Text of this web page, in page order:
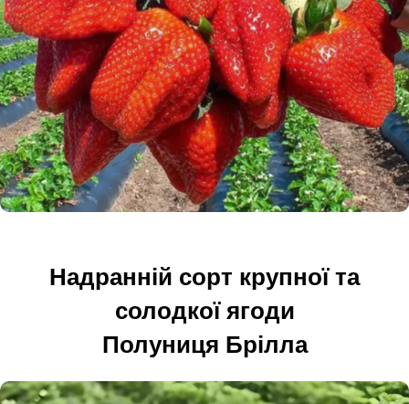
Надранній сорт крупної та
солодкої ягоди
Полуниця Брілла